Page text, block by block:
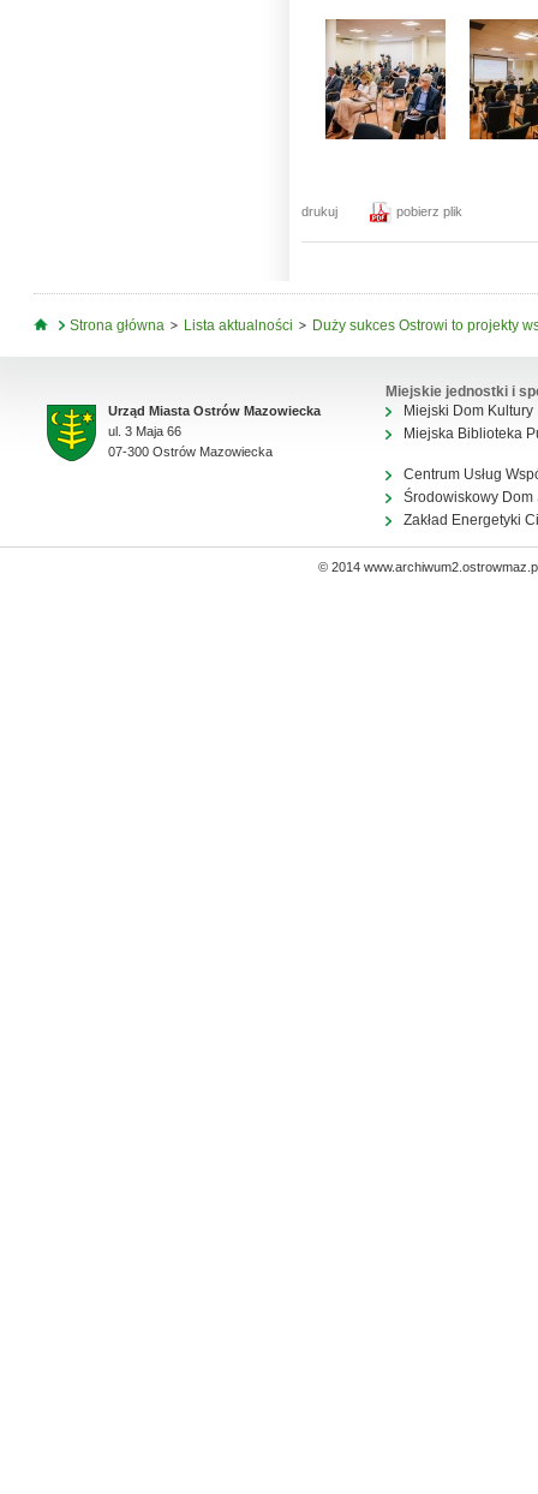
drukuj pobierz plik
Jesteś tutaj
Strona główna Lista aktualności Duży sukces Ostrowi to projekty
Urząd Miasta Ostrów Mazowiecka
ul. 3 Maja 66
07-300 Ostrów Mazowiecka
Miejskie jednostki i
Miejski Dom Kultury
Miejska Biblioteka
Centrum Usług
Środowiskowy Dom
Zakład Energetyki
© 2014